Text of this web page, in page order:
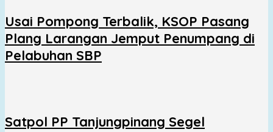
Usai Pompong Terbalik, KSOP Pasang
Plang Larangan Jemput Penumpang di
Pelabuhan SBP
Satpol PP Tanjungpinang Segel